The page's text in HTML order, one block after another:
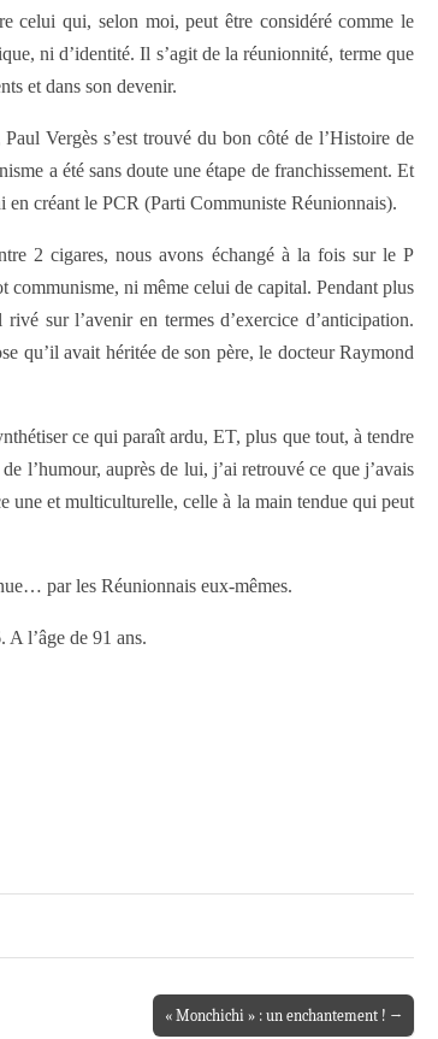
celui qui, selon moi, peut être considéré comme le
ni d’identité. Il s’agit de la réunionnité, terme que
et dans son devenir.
Vergès s’est trouvé du bon côté de l’Histoire de
a été sans doute une étape de franchissement. Et
en créant le PCR (Parti Communiste Réunionnais).
2 cigares, nous avons échangé à la fois sur le P
ni même celui de capital. Pendant plus
sur l’avenir en termes d’exercice d’anticipation.
qu’il avait héritée de son père, le docteur Raymond
ce qui paraît ardu, ET, plus que tout, à tendre
l’humour, auprès de lui, j’ai retrouvé ce que j’avais
une et multiculturelle, celle à la main tendue qui peut
par les Réunionnais eux-mêmes.
l’âge de 91 ans.
« Monchichi » : un enchantement ! →